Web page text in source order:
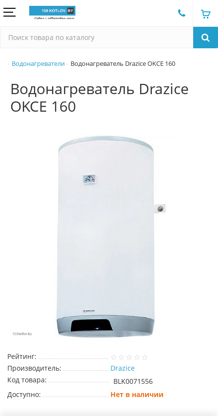
Водонагреватели Водонагреватель Drazice OKCE 160
Водонагреватель Drazice
OKCE 160
Рейтинг:
Производитель:
Drazice
Код товара:
BLK0071556
Доступно:
Нет в наличии